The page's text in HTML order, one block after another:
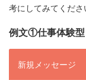
考にしてみてくださ
例文①仕事体験型
新規メッセージ